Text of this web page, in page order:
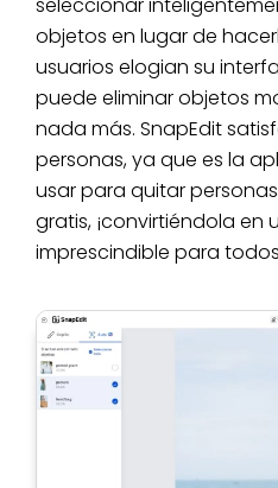
seleccionar
objetos en lugar de
usuarios elogian su
puede eliminar objetos
nada más. SnapEdit
personas, ya que es la
usar para quitar
gratis, ¡convirtiéndola en
imprescindible para